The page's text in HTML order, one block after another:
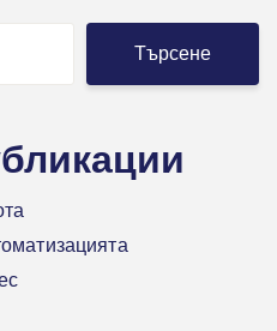
Търсене